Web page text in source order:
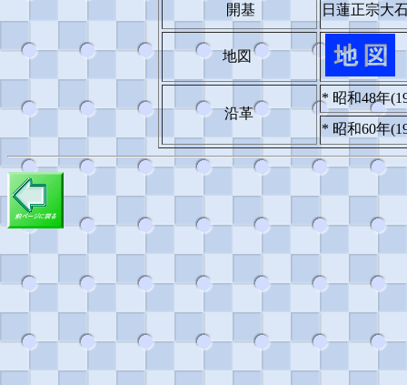
開基 日蓮正宗大
地図
沿革
* 昭和48年
* 昭和60年